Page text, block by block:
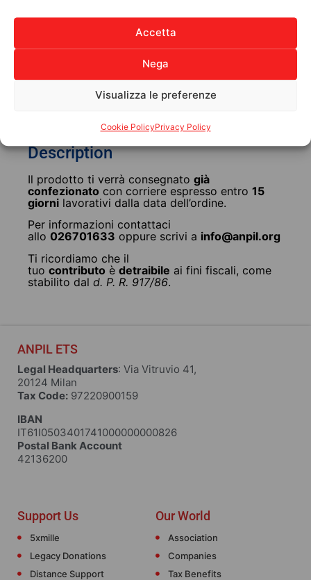
Accetta
Nega
Visualizza le preferenze
Cookie PolicyPrivacy Policy
Description
Il prodotto ti verrà consegnato già
confezionato con corriere espresso entro 15
giorni lavorativi dalla data dell’ordine.
Per informazioni contattaci
allo 026701633 oppure scrivi a info@anpil.org
Ti ricordiamo che il
tuo contributo è detraibile ai fini fiscali, come
stabilito dal d. P. R. 917/86.
Choose
ANPIL ETS
Legal Headquarters: Via Vitruvio 41,
20124 Milan
Tax Code: 97220900159
IBAN
IT61I0503401741000000000826
Postal Bank Account
42136200
Support Us
5xmille
Legacy Donations
Distance Support
Our World
Association
Companies
Tax Benefits